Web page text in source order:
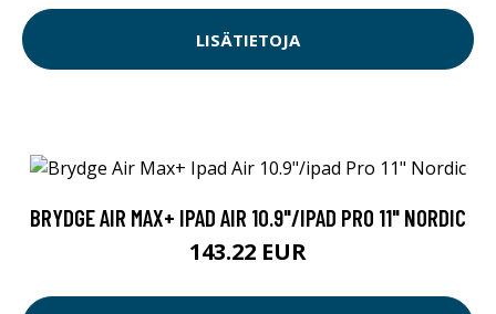
LISÄTIETOJA
BRYDGE AIR MAX+ IPAD AIR 10.9"/IPAD PRO 11" NORDIC
143.22 EUR